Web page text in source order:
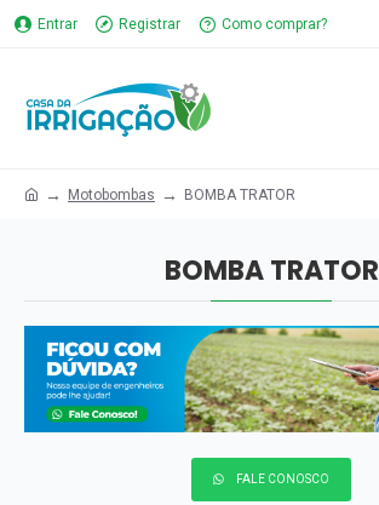
Entrar Registrar Como comprar?
Motobombas BOMBA TRATOR
BOMBA TRATOR
FALE CONOSCO